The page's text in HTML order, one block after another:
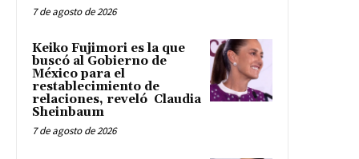
7 de agosto de 2026
Keiko Fujimori es la que
buscó al Gobierno de
México para el
restablecimiento de
relaciones, reveló Claudia
Sheinbaum
7 de agosto de 2026